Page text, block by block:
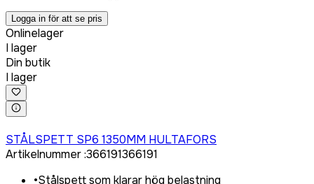
Logga in för att se pris
Onlinelager
I lager
Din butik
I lager
STÅLSPETT SP6 1350MM HULTAFORS
Artikelnummer:366191366191
•Stålspett som klarar hög belastning